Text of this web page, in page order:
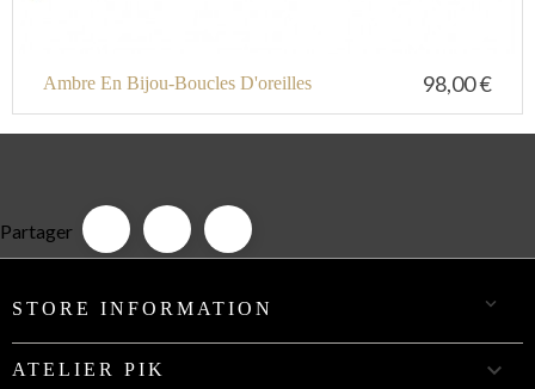
Ambre En Bijou-Boucles D'oreilles 98,00 €
Partager
STORE INFORMATION 
ATELIER PIK 